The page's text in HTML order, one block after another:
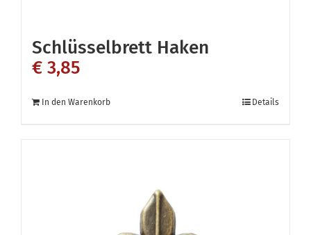
Schlüsselbrett Haken
€ 3,85
In den Warenkorb Details